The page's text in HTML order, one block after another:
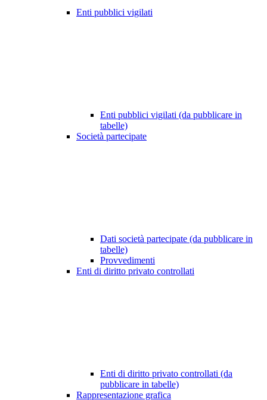
Enti pubblici vigilati
Enti pubblici vigilati (da pubblicare in
tabelle)
Società partecipate
Dati società partecipate (da pubblicare in
tabelle)
Provvedimenti
Enti di diritto privato controllati
Enti di diritto privato controllati (da
pubblicare in tabelle)
Rappresentazione grafica